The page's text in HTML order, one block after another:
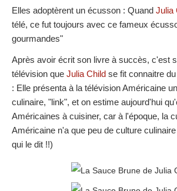
Elles adoptèrent un écusson : Quand Julia
télé, ce fut toujours avec ce fameux
gourmandes"
Après avoir écrit son livre à succès, c'est
télévision que Julia Child se fit connaitre
: Elle présenta à la télévision Américaine
culinaire, "link", et on estime aujourd'hui
Américaines à cuisiner, car à l'époque, la
Américaine n'a que peu de culture
qui le dit !!)